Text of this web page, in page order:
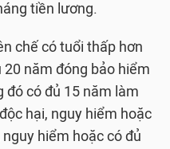
tiền lương.
chế có tuổi thấp hơn
năm đóng bảo hiểm
đó có đủ 15 năm làm
hại, nguy hiểm hoặc
hiểm hoặc có đủ